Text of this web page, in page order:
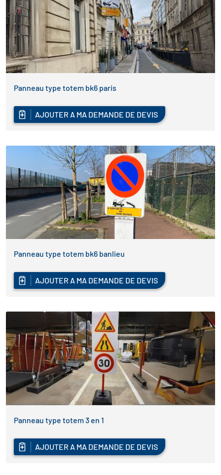
Panneau type totem bk6 paris
AJOUTER A MA DEMANDE DE DEVIS
Panneau type totem bk6 banlieu
AJOUTER A MA DEMANDE DE DEVIS
Panneau type totem 3 en 1
AJOUTER A MA DEMANDE DE DEVIS